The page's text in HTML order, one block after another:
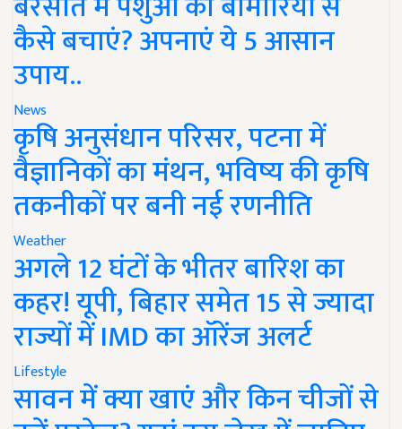
कैसे बचाएं? अपनाएं ये 5 आसान
उपाय..
News
कृषि अनुसंधान परिसर, पटना में
वैज्ञानिकों का मंथन, भविष्य की कृषि
तकनीकों पर बनी नई रणनीति
Weather
अगले 12 घंटों के भीतर बारिश का
कहर! यूपी, बिहार समेत 15 से ज्यादा
राज्यों में IMD का ऑरेंज अलर्ट
Lifestyle
सावन में क्या खाएं और किन चीजों से